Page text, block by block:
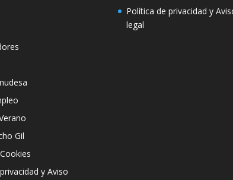
Gil
y Aviso
Política de privacidad y
legal